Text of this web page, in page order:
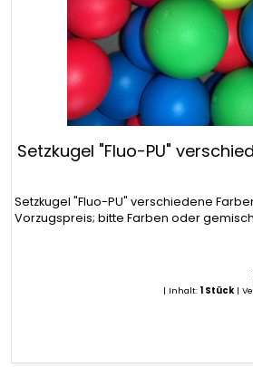
Setzkugel "Fluo-PU"
Setzkugel "Fluo-PU" verschiedene
Vorzugspreis; bitte Farben oder
| Inhalt:1 Stück |